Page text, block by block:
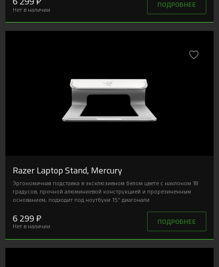
Нет в наличии
ПОДРОБНЕЕ
Razer Laptop Stand, Mercury
Эргономичная подставка в эксклюзивном белом цвете с наклоном 18
градусов, прочной алюминиевой конструкцией и прорезиненным
основанием, подходит под ноутбуки 15” диагонали
6 299 ₽
Нет в наличии
ПОДРОБНЕЕ